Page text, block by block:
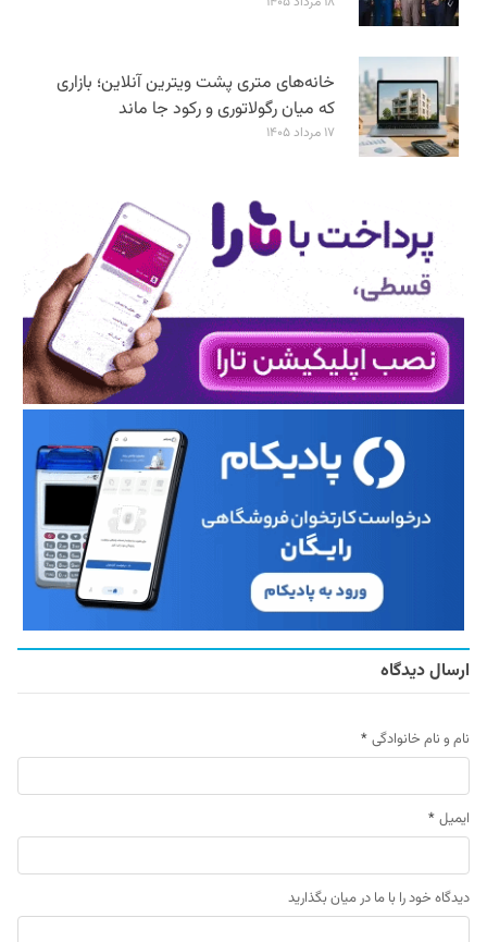
خانه‌های متری پشت ویترین آنلاین؛ بازاری
که میان رگولاتوری و رکود جا ماند
۱۷ مرداد ۱۴۰۵
ارسال دیدگاه
نام و نام خانوادگی *
ایمیل *
دیدگاه خود را با ما در میان بگذارید